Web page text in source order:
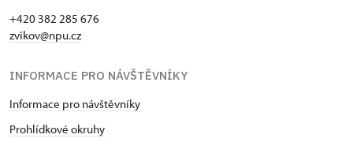
+420 382 285 676
zvikov@npu.cz
INFORMACE PRO NÁVŠTĚVNÍKY
Informace pro návštěvníky
Prohlídkové okruhy